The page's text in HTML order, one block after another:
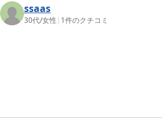
ssaas
30代/女性 | 1件のクチコミ